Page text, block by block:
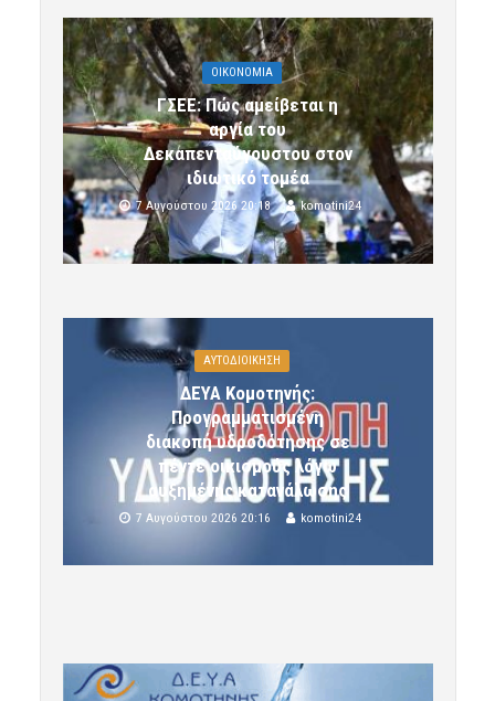
OIKONOMIA
ΓΣΕΕ: Πώς αμείβεται η
αργία του
Δεκαπενταύγουστου στον
ιδιωτικό τομέα
7 Αυγούστου 2026 20:18 komotini24
ΑΥΤΟΔΙΟΙΚΗΣΗ
ΔΕΥΑ Κομοτηνής:
Προγραμματισμένη
διακοπή υδροδότησης σε
πέντε οικισμούς λόγω
αυξημένης κατανάλωσης
7 Αυγούστου 2026 20:16 komotini24